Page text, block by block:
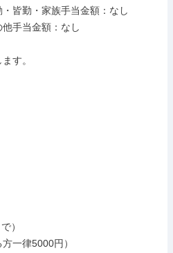
皆勤・家族手当金額：なし
手当金額：なし
す。
）
一律5000円）